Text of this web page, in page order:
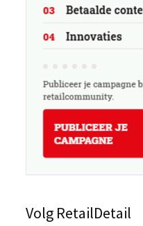
Volg RetailDetail